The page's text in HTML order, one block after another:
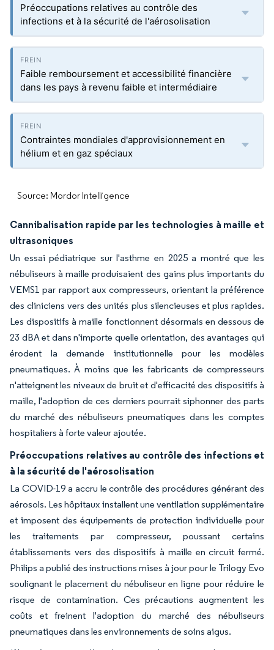
Préoccupations relatives au contrôle des
infections et à la sécurité de l'aérosolisation
Faible remboursement et accessibilité financière
dans les pays à revenu faible et intermédiaire
Contraintes mondiales d'approvisionnement en
hélium et en gaz spéciaux
Source: Mordor Intelligence
Cannibalisation rapide par les technologies à maille et
ultrasoniques
Un essai pédiatrique sur l'asthme en 2025 a montré que les
nébuliseurs à maille produisaient des gains plus importants du
VEMS1 par rapport aux compresseurs, orientant la préférence
des cliniciens vers des unités plus silencieuses et plus rapides.
Les dispositifs à maille fonctionnent désormais en dessous de
23 dBA et dans n'importe quelle orientation, des avantages qui
érodent la demande institutionnelle pour les modèles
pneumatiques. À moins que les fabricants de compresseurs
n'atteignent les niveaux de bruit et d'efficacité des dispositifs à
maille, l'adoption de ces derniers pourrait siphonner des parts
du marché des nébuliseurs pneumatiques dans les comptes
hospitaliers à forte valeur ajoutée.
Préoccupations relatives au contrôle des infections et
à la sécurité de l'aérosolisation
La COVID-19 a accru le contrôle des procédures générant des
aérosols. Les hôpitaux installent une ventilation supplémentaire
et imposent des équipements de protection individuelle pour
les traitements par compresseur, poussant certains
établissements vers des dispositifs à maille en circuit fermé.
Philips a publié des instructions mises à jour pour le Trilogy Evo
soulignant le placement du nébuliseur en ligne pour réduire le
risque de contamination. Ces précautions augmentent les
coûts et freinent l'adoption du marché des nébuliseurs
pneumatiques dans les environnements de soins aigus.